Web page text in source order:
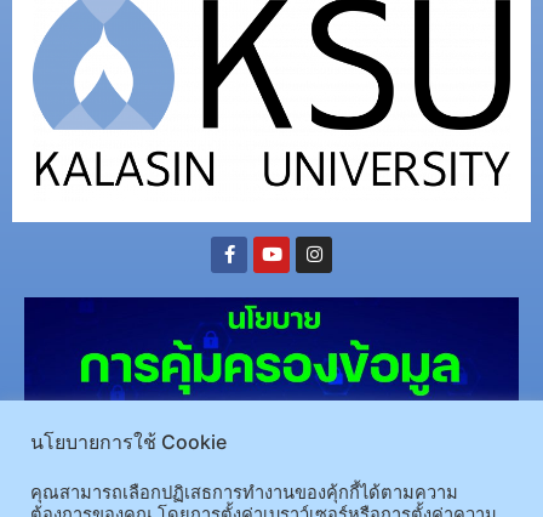
นโยบายการใช้ Cookie
คุณสามารถเลือกปฏิเสธการทำงานของคุ้กกี้ได้ตามความ